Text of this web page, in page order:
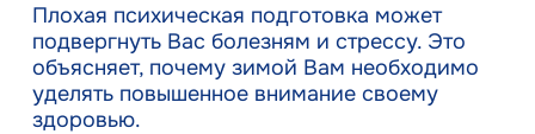
Плохая психическая подготовка может
подвергнуть Вас болезням и стрессу. Это
объясняет, почему зимой Вам необходимо
уделять повышенное внимание своему
здоровью.